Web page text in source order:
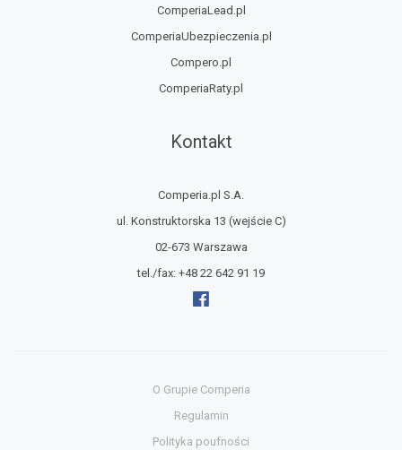
ComperiaLead.pl
ComperiaUbezpieczenia.pl
Compero.pl
ComperiaRaty.pl
Kontakt
Comperia.pl S.A.
ul. Konstruktorska 13 (wejście C)
02-673 Warszawa
tel./fax: +48 22 642 91 19
O Grupie Comperia
Regulamin
Polityka poufności